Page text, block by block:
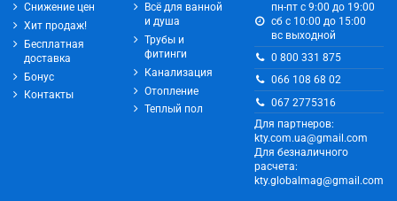
Снижение цен
Хит продаж!
Бесплатная
доставка
Бонус
Контакты
Всё для ванной
и душа
Трубы и
фитинги
Канализация
Отопление
Теплый пол
пн-пт с 9:00 до 19:00
сб с 10:00 до 15:00
вс выходной
0 800 331 875
066 108 68 02
067 2775316
Для партнеров:
kty.com.ua@gmail.com
Для безналичного
расчета:
kty.globalmag@gmail.com